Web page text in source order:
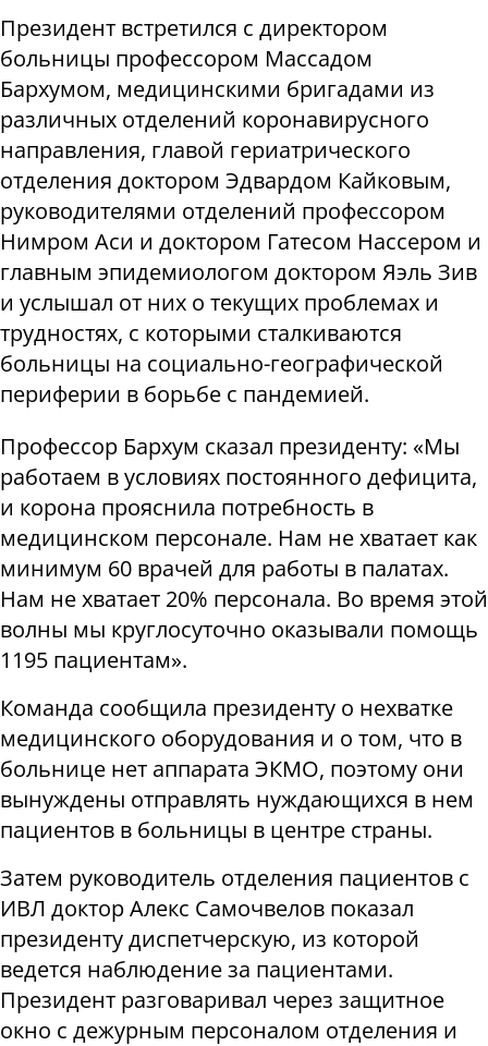
Президент встретился с директором
больницы профессором Массадом
Бархумом, медицинскими бригадами из
различных отделений коронавирусного
направления, главой гериатрического
отделения доктором Эдвардом Кайковым,
руководителями отделений профессором
Нимром Аси и доктором Гатесом Нассером и
главным эпидемиологом доктором Яэль Зив
и услышал от них о текущих проблемах и
трудностях, с которыми сталкиваются
больницы на социально-географической
периферии в борьбе с пандемией.
Профессор Бархум сказал президенту: «Мы
работаем в условиях постоянного дефицита,
и корона прояснила потребность в
медицинском персонале. Нам не хватает как
минимум 60 врачей для работы в палатах.
Нам не хватает 20% персонала. Во время этой
волны мы круглосуточно оказывали помощь
1195 пациентам».
Команда сообщила президенту о нехватке
медицинского оборудования и о том, что в
больнице нет аппарата ЭКМО, поэтому они
вынуждены отправлять нуждающихся в нем
пациентов в больницы в центре страны.
Затем руководитель отделения пациентов с
ИВЛ доктор Алекс Самочвелов показал
президенту диспетчерскую, из которой
ведется наблюдение за пациентами.
Президент разговаривал через защитное
окно с дежурным персоналом отделения и